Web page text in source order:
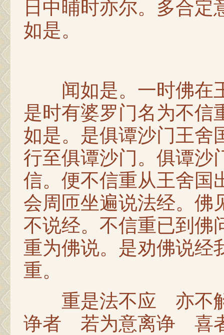
日中晡时亦尔。多合
如是。
闻如是。一时佛在
是时有婆罗门名为不信
如是。是俱谭沙门王舍
行至俱谭沙门。俱谭沙
信。便不信重从王舍国
会周匝坐遍说法经。佛
不说经。不信重已到佛
重为佛说。是劝佛说经
重。
重是法不应 亦不
诤者 若为意离诤 喜